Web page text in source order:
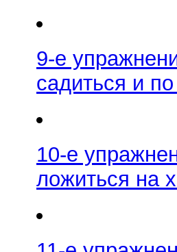
9-е
садиться и
10-е
ложиться на